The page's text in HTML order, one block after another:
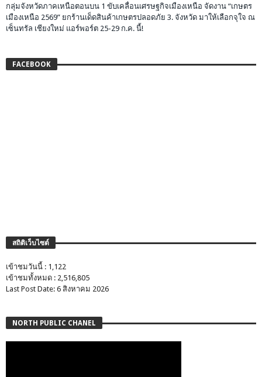
กลุ่มจังหวัดภาคเหนือตอนบน 1 ขับเคลื่อนเศรษฐกิจเมืองเหนือ จัดงาน “เกษตร
เมืองเหนือ 2569” ยกร้านเด็ดสินค้าเกษตรปลอดภัย 3. จังหวัด มาให้เลือกจุใจ ณ
เซ็นทรัล เชียงใหม่ แอร์พอร์ต 25-29 ก.ค. นี้!
FACEBOOK
สถิติเว็บไซต์
เข้าชมวันนี้ : 1,122
เข้าชมทั้งหมด : 2,516,805
Last Post Date: 6 สิงหาคม 2026
NORTH PUBLIC CHANEL